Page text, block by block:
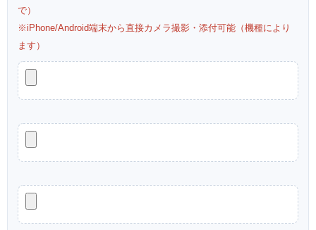
で）
※iPhone/Android端末から直接カメラ撮影・添付可能（機種により
ます）